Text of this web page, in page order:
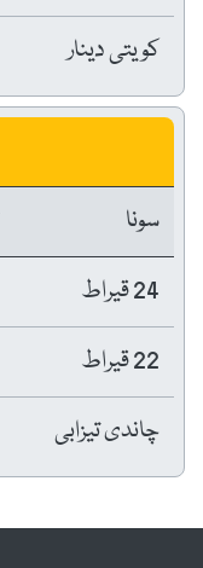
کویتی دینار
سونا
24 قیراط
22 قیراط
چاندی تیزابی